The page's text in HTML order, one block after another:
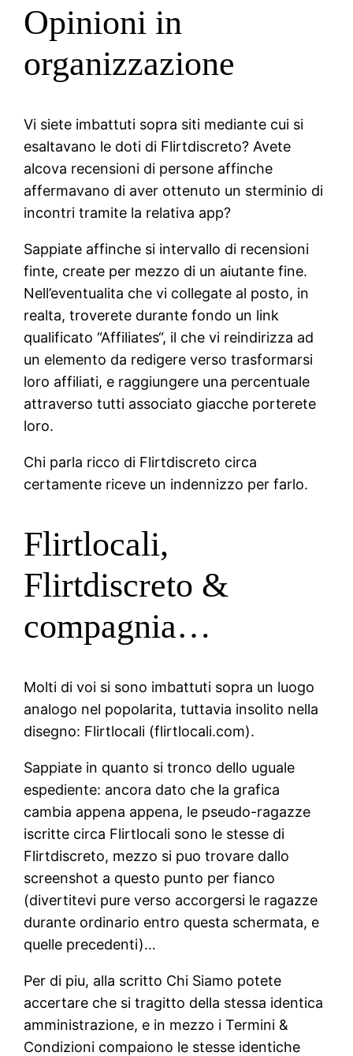
Opinioni in
organizzazione
Vi siete imbattuti sopra siti mediante cui si
esaltavano le doti di Flirtdiscreto? Avete
alcova recensioni di persone affinche
affermavano di aver ottenuto un sterminio di
incontri tramite la relativa app?
Sappiate affinche si intervallo di recensioni
finte, create per mezzo di un aiutante fine.
Nell’eventualita che vi collegate al posto, in
realta, troverete durante fondo un link
qualificato “Affiliates“, il che vi reindirizza ad
un elemento da redigere verso trasformarsi
loro affiliati, e raggiungere una percentuale
attraverso tutti associato giacche porterete
loro.
Chi parla ricco di Flirtdiscreto circa
certamente riceve un indennizzo per farlo.
Flirtlocali,
Flirtdiscreto &
compagnia…
Molti di voi si sono imbattuti sopra un luogo
analogo nel popolarita, tuttavia insolito nella
disegno: Flirtlocali (flirtlocali.com).
Sappiate in quanto si tronco dello uguale
espediente: ancora dato che la grafica
cambia appena appena, le pseudo-ragazze
iscritte circa Flirtlocali sono le stesse di
Flirtdiscreto, mezzo si puo trovare dallo
screenshot a questo punto per fianco
(divertitevi pure verso accorgersi le ragazze
durante ordinario entro questa schermata, e
quelle precedenti)…
Per di piu, alla scritto Chi Siamo potete
accertare che si tragitto della stessa identica
amministrazione, e in mezzo i Termini &
Condizioni compaiono le stesse identiche